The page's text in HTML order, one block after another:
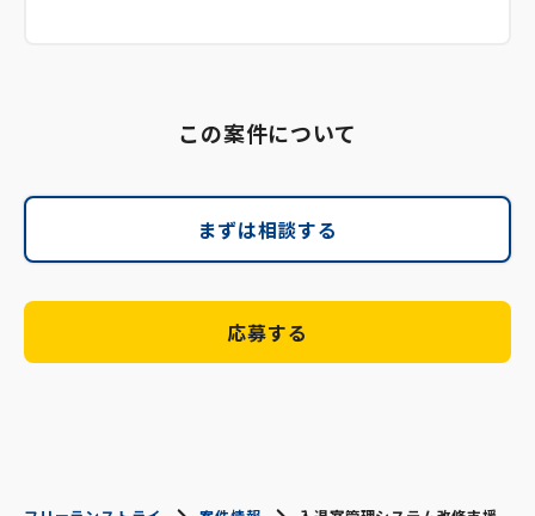
この案件について
まずは相談する
応募する